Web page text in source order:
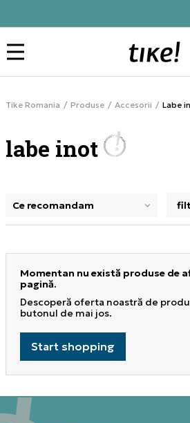
Tike Romania Produse Accesorii Labe
labe inot
selectarea unui filtru închide
Momentan nu există produse de
pagină.
Descoperă oferta noastră de
butonul de mai jos.
Start shopping